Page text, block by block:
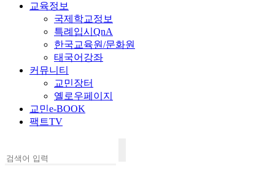
교육정보
국제학교정보
특례입시QnA
한국교육원/문화원
태국어강좌
커뮤니티
교민장터
옐로우페이지
교민e-BOOK
팩트TV